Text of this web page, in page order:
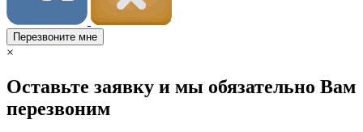
Перезвоните мне
×
Оставьте заявку и мы обязательно Вам
перезвоним